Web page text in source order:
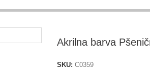
Akrilna barva
SKU: C0359